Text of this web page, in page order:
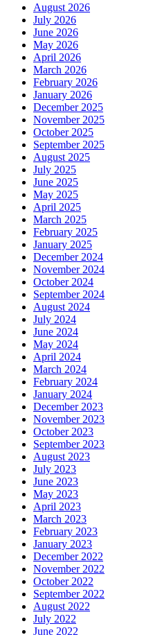
August 2026
July 2026
June 2026
May 2026
April 2026
March 2026
February 2026
January 2026
December 2025
November 2025
October 2025
September 2025
August 2025
July 2025
June 2025
May 2025
April 2025
March 2025
February 2025
January 2025
December 2024
November 2024
October 2024
September 2024
August 2024
July 2024
June 2024
May 2024
April 2024
March 2024
February 2024
January 2024
December 2023
November 2023
October 2023
September 2023
August 2023
July 2023
June 2023
May 2023
April 2023
March 2023
February 2023
January 2023
December 2022
November 2022
October 2022
September 2022
August 2022
July 2022
June 2022